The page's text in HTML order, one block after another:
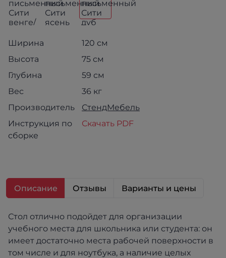
Ширина
120 см
Высота
75 см
Глубина
59 см
Вес
36 кг
Производитель
СтендМебель
Инструкция по
сборке
Скачать PDF
Описание Отзывы Варианты и цены
Стол отлично подойдет для организации
учебного места для школьника или студента: он
имеет достаточно места рабочей поверхности в
том числе и для ноутбука, а наличие целых